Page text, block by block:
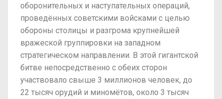
оборонительных и наступательных операций,
проведённых советскими войсками с целью
обороны столицы и разгрома крупнейшей
вражеской группировки на западном
стратегическом направлении. В этой гигантской
битве непосредственно с обеих сторон
участвовало свыше 3 миллионов человек, до
22 тысяч орудий и миномётов, около 3 тысяч